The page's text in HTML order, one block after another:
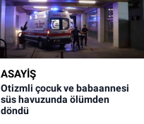
ASAYİŞ
Otizmli çocuk ve babaannesi
süs havuzunda ölümden
döndü